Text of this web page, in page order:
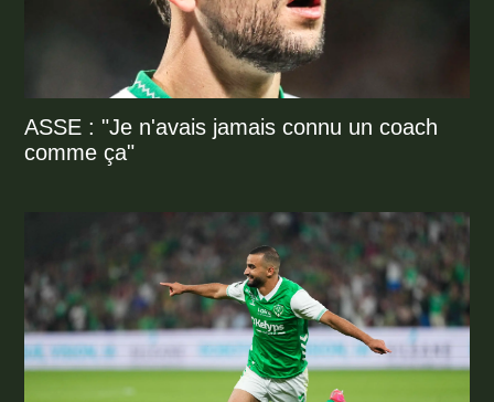
ASSE : "Je n'avais jamais connu un coach
comme ça"